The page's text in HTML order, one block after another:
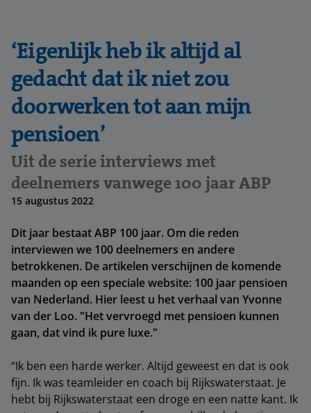
‘Eigenlijk heb ik altijd al
gedacht dat ik niet zou
doorwerken tot aan mijn
pensioen’
Uit de serie interviews met
deelnemers vanwege 100 jaar ABP
15 augustus 2022
Dit jaar bestaat ABP 100 jaar. Om die reden
interviewen we 100 deelnemers en andere
betrokkenen. De artikelen verschijnen de komende
maanden op een speciale website: 100 jaar pensioen
van Nederland. Hier leest u het verhaal van Yvonne
van der Loo. "Het vervroegd met pensioen kunnen
gaan, dat vind ik pure luxe."
“Ik ben een harde werker. Altijd geweest en dat is ook
fijn. Ik was teamleider en coach bij Rijkswaterstaat. Je
hebt bij Rijkswaterstaat een droge en een natte kant. Ik